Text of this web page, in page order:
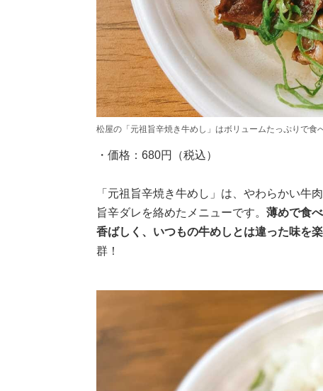
松屋の「元祖旨辛焼き牛めし」はボリュームたっぷりで食
・価格：680円（税込）
「元祖旨辛焼き牛めし」は、やわらかい牛
旨辛ダレを絡めたメニューです。 薄めで食
香ばしく、いつもの牛めしとは違った味を楽
群！